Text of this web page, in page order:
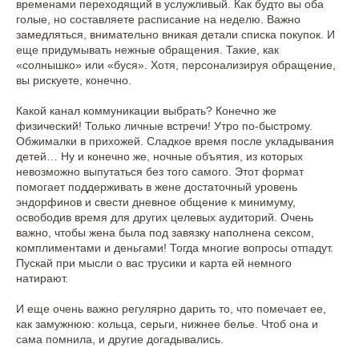
временами переходящий в услужливый. Как будто вы оба
голые, но составляете расписание на неделю. Важно
замедляться, внимательно вникая детали списка покупок. И
еще придумывать нежные обращения. Такие, как
«солнышко» или «буся». Хотя, персонализируя обращение,
вы рискуете, конечно.
Какой канал коммуникации выбрать? Конечно же
физический! Только личные встречи! Утро по-быстрому.
Обжималки в прихожей. Сладкое время после укладывания
детей… Ну и конечно же, ночные объятия, из которых
невозможно выпутаться без того самого. Этот формат
помогает поддерживать в жене достаточный уровень
эндорфинов и свести дневное общение к минимуму,
освободив время для других целевых аудиторий. Очень
важно, чтобы жена была под завязку наполнена сексом,
комплиментами и деньгами! Тогда многие вопросы отпадут.
Пускай при мысли о вас трусики и карта ей немного
натирают.
И еще очень важно регулярно дарить то, что помечает ее,
как замужнюю: кольца, серьги, нижнее белье. Чтоб она и
сама помнила, и другие догадывались.